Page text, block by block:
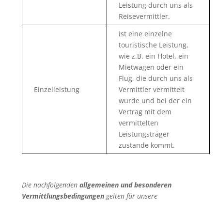
Leistung durch uns als
Reisevermittler.
Einzelleistung
ist eine einzelne
touristische Leistung,
wie z.B. ein Hotel, ein
Mietwagen oder ein
Flug, die durch uns als
Vermittler vermittelt
wurde und bei der ein
Vertrag mit dem
vermittelten
Leistungsträger
zustande kommt.
Die nachfolgenden allgemeinen und besonderen
Vermittlungsbedingungengelten für unsere